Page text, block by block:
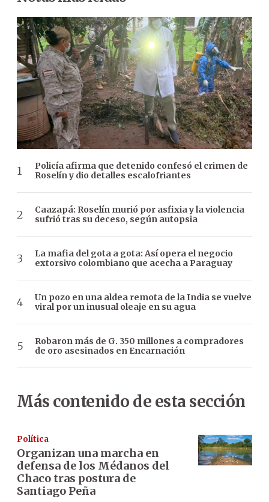
Policía afirma que detenido confesó el crimen de
Roselín y dio detalles escalofriantes
Caazapá: Roselín murió por asfixia y la violencia
sufrió tras su deceso, según autopsia
La mafia del gota a gota: Así opera el negocio
extorsivo colombiano que acecha a Paraguay
Un pozo en una aldea remota de la India se vuelve
viral por un inusual oleaje en su agua
Robaron más de G. 350 millones a compradores
de oro asesinados en Encarnación
Más contenido de esta sección
Política
Organizan una marcha en
defensa de los Médanos del
Chaco tras postura de
Santiago Peña